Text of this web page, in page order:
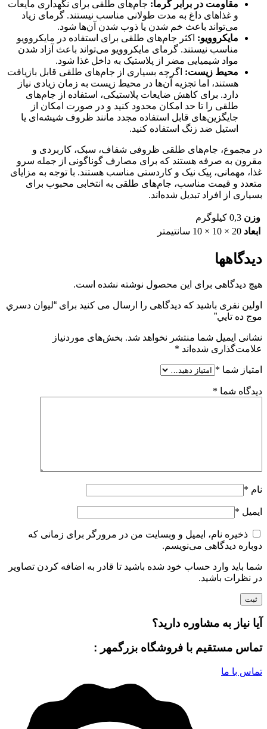
مقاومت در برابر گرما: جام‌های طلقی برای نگهداری مایعات
و غذاهای داغ به مدت طولانی مناسب نیستند. گرمای زیاد
می‌تواند باعث خم شدن یا ذوب شدن آن‌ها شود.
مایکروویو: اکثر جام‌های طلقی برای استفاده در مایکروویو
مناسب نیستند. گرمای مایکروویو می‌تواند باعث آزاد شدن
مواد شیمیایی مضر از پلاستیک به داخل غذا شود.
محیط زیست: اگرچه بسیاری از جام‌های طلقی قابل بازیافت
هستند، اما تجزیه آن‌ها در محیط زیست به زمان زیادی نیاز
دارد. برای کاهش ضایعات پلاستیکی، استفاده از جام‌های
طلقی را تا حد امکان محدود کنید و در صورت امکان از
جایگزین‌های قابل استفاده مجدد مانند ظروف شیشه‌ای یا
استیل ضد زنگ استفاده کنید.
در مجموع، جام‌های طلقی ظروفی شفاف، سبک، کاربردی و
مقرون به صرفه هستند که برای مصارف گوناگونی از جمله سرو
غذا، مهمانی، پیک نیک و کاردستی مناسب هستند. با توجه به مزایای
متعدد و قیمت مناسب، جام‌های طلقی به انتخابی محبوب برای
بسیاری از افراد تبدیل شده‌اند.
وزن 0,3 کیلوگرم
ابعاد 20 × 10 × 10 سانتیمتر
دیدگاهها
هیچ دیدگاهی برای این محصول نوشته نشده است.
اولین نفری باشید که دیدگاهی را ارسال می کنید برای “ليوان دسري
موج ده تايي”
نشانی ایمیل شما منتشر نخواهد شد. بخش‌های موردنیاز
علامت‌گذاری شده‌اند *
امتیاز شما *
دیدگاه شما *
نام *
ایمیل *
ذخیره نام، ایمیل و وبسایت من در مرورگر برای زمانی که
دوباره دیدگاهی می‌نویسم.
شما باید وارد حساب خود شده باشید تا قادر به اضافه کردن تصاویر
در نظرات باشید.
آیا نیاز به مشاوره دارید؟
تماس مستقیم با فروشگاه بزرگمهر :
تماس با ما